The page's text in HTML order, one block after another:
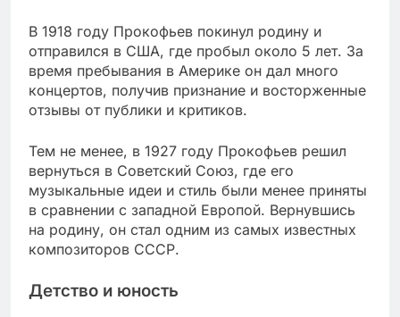
В 1918 году Прокофьев покинул родину и
отправился в США, где пробыл около 5 лет. За
время пребывания в Америке он дал много
концертов, получив признание и восторженные
отзывы от публики и критиков.
Тем не менее, в 1927 году Прокофьев решил
вернуться в Советский Союз, где его
музыкальные идеи и стиль были менее приняты
в сравнении с западной Европой. Вернувшись
на родину, он стал одним из самых известных
композиторов СССР.
Детство и юность